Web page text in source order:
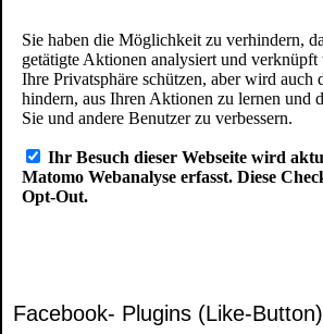
Facebook- Plugins (Like-Button)